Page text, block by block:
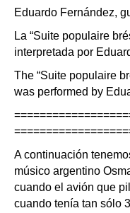
Eduardo Fernández,
La “Suite populaire
interpretada por
The “Suite populaire
was performed by
A continuación
músico argentino
cuando el avión que
cuando tenía tan sólo